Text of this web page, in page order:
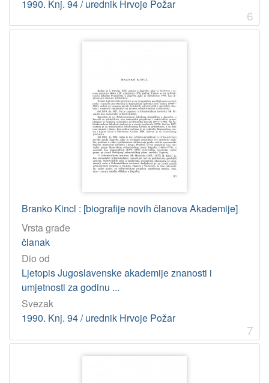
1990. Knj. 94 / urednik Hrvoje Požar
6
Branko Kincl : [biografije novih članova Akademije]
Vrsta građe
članak
Dio od
Ljetopis Jugoslavenske akademije znanosti i
umjetnosti za godinu ...
Svezak
1990. Knj. 94 / urednik Hrvoje Požar
7